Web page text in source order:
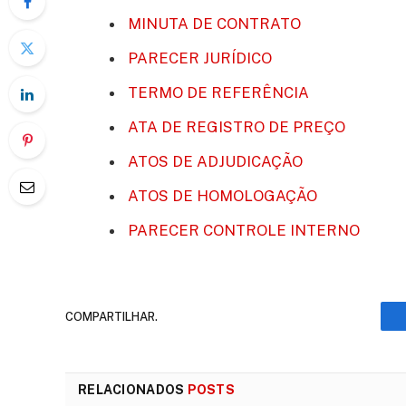
MINUTA DE CONTRATO
PARECER JURÍDICO
TERMO DE REFERÊNCIA
ATA DE REGISTRO DE PREÇO
ATOS DE ADJUDICAÇÃO
ATOS DE HOMOLOGAÇÃO
PARECER CONTROLE INTERNO
COMPARTILHAR.
RELACIONADOS POSTS